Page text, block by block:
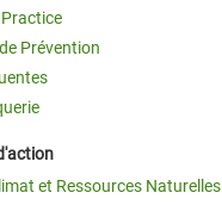
Prévention
et Ressources Naturelles